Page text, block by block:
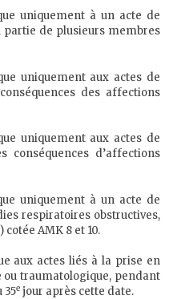
uniquement à un acte de
partie de plusieurs membres
uniquement aux actes de
des affections
uniquement aux actes de
d’affections
uniquement à un acte de
respiratoires obstructives,
AMK 8 et 10.
aux actes liés à la prise en
traumatologique, pendant
35e jour après cette date.